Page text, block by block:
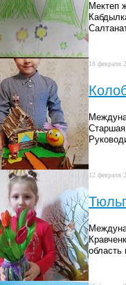
Мектеп
18 февраля
Старшая
12 февраля